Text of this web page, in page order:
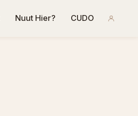
Nuut Hier? CUDO